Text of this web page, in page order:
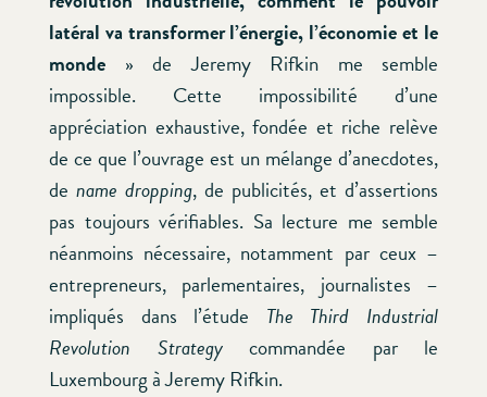
latéral va transformer l’énergie, l’économie et le
monde » de Jeremy Rifkin me semble
impossible. Cette impossibilité d’une
appréciation exhaustive, fondée et riche relève
de ce que l’ouvrage est un mélange d’anecdotes,
de name dropping, de publicités, et d’assertions
pas toujours vérifiables. Sa lecture me semble
néanmoins nécessaire, notamment par ceux –
entrepreneurs, parlementaires, journalistes –
impliqués dans l’étude The Third Industrial
Revolution Strategy commandée par le
Luxembourg à Jeremy Rifkin.